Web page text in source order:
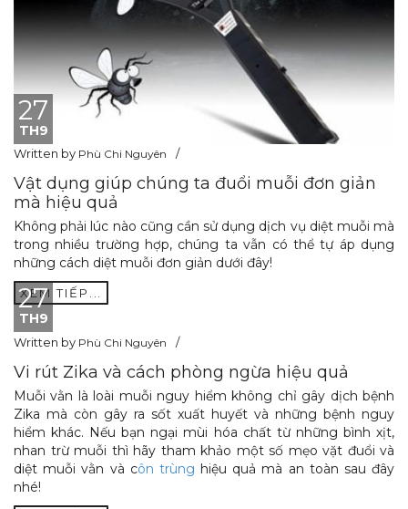
27
TH9
Written by Phù Chi Nguyên
Vật dụng giúp chúng ta đuổi muỗi đơn giản
mà hiệu quả
Không phải lúc nào cũng cần sử dụng dịch vụ diệt muỗi mà
trong nhiều trường hợp, chúng ta vẫn có thể tự áp dụng
những cách diệt muỗi đơn giản dưới đây!
XEM TIẾP...
27
TH9
Written by Phù Chi Nguyên
Vi rút Zika và cách phòng ngừa hiệu quả
Muỗi vằn là loài muỗi nguy hiểm không chỉ gây dịch bệnh
Zika mà còn gây ra sốt xuất huyết và những bệnh nguy
hiểm khác. Nếu bạn ngại mùi hóa chất từ những bình xịt,
nhan trừ muỗi thì hãy tham khảo một số mẹo vặt đuổi và
diệt muỗi vằn và côn trùng hiệu quả mà an toàn sau đây
nhé!